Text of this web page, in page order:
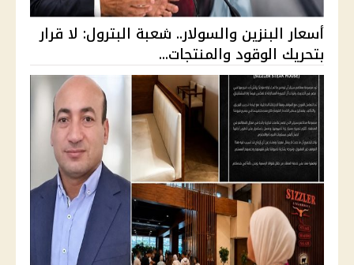
أسعار البنزين والسولار.. شعبة البترول: لا قرار
بتحريك الوقود والمنتجات...